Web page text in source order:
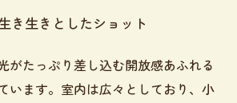
き生きとしたショット
がたっぷり差し込む開放感あふれる
います。室内は広々としており、小